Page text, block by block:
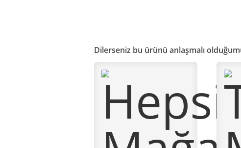
Dilerseniz bu ürünü anlaşmalı